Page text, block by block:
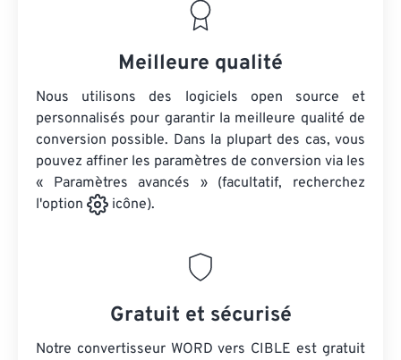
Meilleure qualité
Nous utilisons des logiciels open source et
personnalisés pour garantir la meilleure qualité de
conversion possible. Dans la plupart des cas, vous
pouvez affiner les paramètres de conversion via les
« Paramètres avancés » (facultatif, recherchez
l'option
icône).
Gratuit et sécurisé
Notre convertisseur WORD vers CIBLE est gratuit